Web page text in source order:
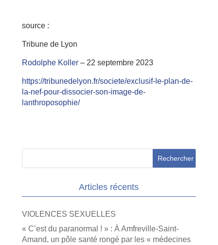
source :
Tribune de Lyon
Rodolphe Koller– 22 septembre 2023
https://tribunedelyon.fr/societe/exclusif-le-plan-de-
la-nef-pour-dissocier-son-image-de-
lanthroposophie/
Articles récents
VIOLENCES SEXUELLES
« C’est du paranormal ! » : À Amfreville-Saint-
Amand, un pôle santé rongé par les « médecines